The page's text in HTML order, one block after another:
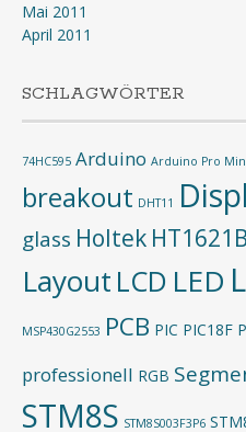
Mai 2011
April 2011
SCHLAGWÖRTER
74HC595 Arduino Arduino Pro
breakout DHT11
glass Holtek HT1621B
Layout LCD LED
MSP430G2553 PCB PIC PIC18F
professionell RGB
STM8S STM8S003F3P6